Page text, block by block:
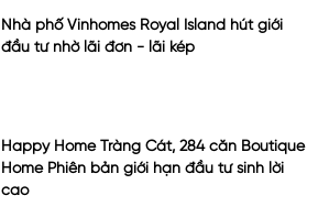
Nhà phố Vinhomes Royal Island hút giới
đầu tư nhờ lãi đơn - lãi kép
Happy Home Tràng Cát, 284 căn Boutique
Home Phiên bản giới hạn đầu tư sinh lời
cao